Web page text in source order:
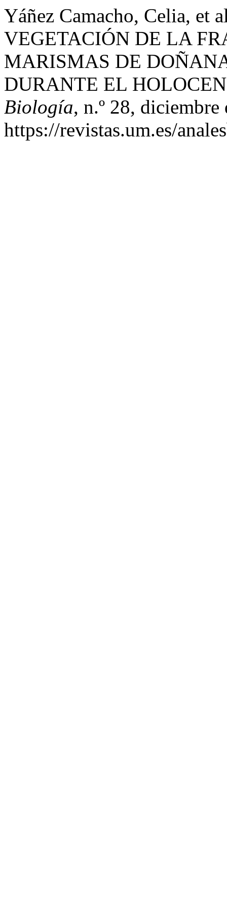
Yáñez Camacho, Celia, et
VEGETACIÓN DE LA
MARISMAS DE
DURANTE EL
Biología, n.º 28,
https://revistas.um.es/